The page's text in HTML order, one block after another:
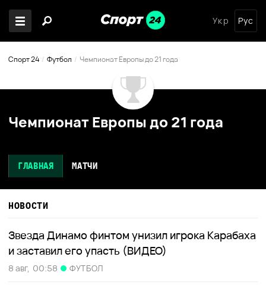
Укр Рус
Спорт 24 Футбол Чемпионат Европы до 21 года
Чемпионат Европы до 21 года
ГЛАВНАЯ МАТЧИ
НОВОСТИ
Звезда Динамо финтом унизил игрока Карабаха
и заставил его упасть (ВИДЕО)
8 авг, 00:58 ФУТБОЛ